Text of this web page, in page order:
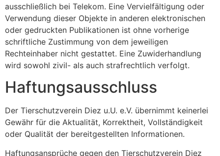
ausschließlich bei Telekom. Eine Vervielfältigung oder
Verwendung dieser Objekte in anderen elektronischen
oder gedruckten Publikationen ist ohne vorherige
schriftliche Zustimmung von dem jeweiligen
Rechteinhaber nicht gestattet. Eine Zuwiderhandlung
wird sowohl zivil- als auch strafrechtlich verfolgt.
Haftungsausschluss
Der Tierschutzverein Diez u.U. e.V. übernimmt keinerlei
Gewähr für die Aktualität, Korrektheit, Vollständigkeit
oder Qualität der bereitgestellten Informationen.
Haftungsansprüche gegen den Tierschutzverein Diez